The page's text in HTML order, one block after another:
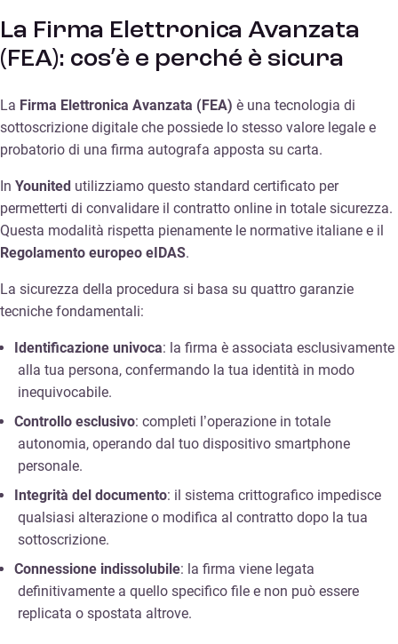
La Firma Elettronica Avanzata
(FEA): cos’è e perché è sicura
La Firma Elettronica Avanzata (FEA) è una tecnologia di
sottoscrizione digitale che possiede lo stesso valore legale e
probatorio di una firma autografa apposta su carta.
In Younited utilizziamo questo standard certificato per
permetterti di convalidare il contratto online in totale sicurezza.
Questa modalità rispetta pienamente le normative italiane e il
Regolamento europeo eIDAS.
La sicurezza della procedura si basa su quattro garanzie
tecniche fondamentali:
Identificazione univoca: la firma è associata esclusivamente
alla tua persona, confermando la tua identità in modo
inequivocabile.
Controllo esclusivo: completi l’operazione in totale
autonomia, operando dal tuo dispositivo smartphone
personale.
Integrità del documento: il sistema crittografico impedisce
qualsiasi alterazione o modifica al contratto dopo la tua
sottoscrizione.
Connessione indissolubile: la firma viene legata
definitivamente a quello specifico file e non può essere
replicata o spostata altrove.